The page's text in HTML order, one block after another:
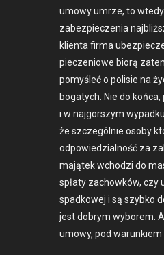
umowy umrze, to
zabez­pieczenia
klien­ta fir­ma
pieczeniowe biorą
pomyśleć o polisie na
bogatych. Nie do
i w naj­gorszym
że szczegól­nie oso­by
odpowiedzial­ność za
majątek wchodzi do
spłaty zachowków, czy
spad­kowej i są szy­bko
jest dobrym wyborem.
umowy, pod warunk­iem